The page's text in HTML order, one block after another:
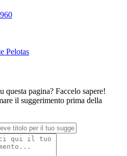
Pelotas
questa pagina? Faccelo sapere!
il suggerimento prima della